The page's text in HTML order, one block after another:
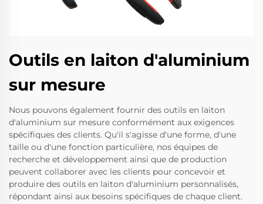
Outils en laiton d'aluminium
sur mesure
Nous pouvons également fournir des outils en laiton
d'aluminium sur mesure conformément aux exigences
spécifiques des clients. Qu'il s'agisse d'une forme, d'une
taille ou d'une fonction particulière, nos équipes de
recherche et développement ainsi que de production
peuvent collaborer avec les clients pour concevoir et
produire des outils en laiton d'aluminium personnalisés,
répondant ainsi aux besoins spécifiques de chaque client.